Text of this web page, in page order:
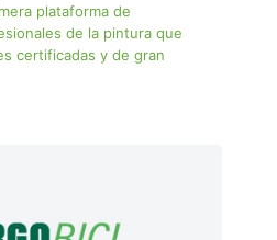
plataforma de
de la pintura que
certificadas y de gran